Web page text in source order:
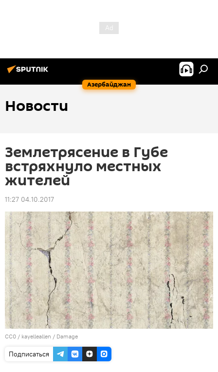
Азербайджан
Новости
Землетрясение в Губе
встряхнуло местных
жителей
11:27 04.10.2017
CC0 / kayelleallen / Damage
Подписаться